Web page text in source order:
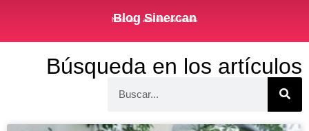
Blog Sinercan
Noticias y artículos de interés
Búsqueda en los artículos